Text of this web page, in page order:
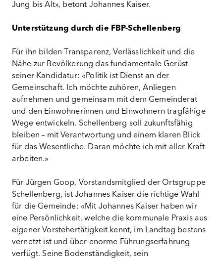
Jung bis Alt», betont Johannes Kaiser.
Unterstützung durch die FBP-Schellenberg
Für ihn bilden Transparenz, Verlässlichkeit und die
Nähe zur Bevölkerung das fundamentale Gerüst
seiner Kandidatur: «Politik ist Dienst an der
Gemeinschaft. Ich möchte zuhören, Anliegen
aufnehmen und gemeinsam mit dem Gemeinderat
und den Einwohnerinnen und Einwohnern tragfähige
Wege entwickeln. Schellenberg soll zukunftsfähig
bleiben – mit Verantwortung und einem klaren Blick
für das Wesentliche. Daran möchte ich mit aller Kraft
arbeiten.»
Für Jürgen Goop, Vorstandsmitglied der Ortsgruppe
Schellenberg, ist Johannes Kaiser die richtige Wahl
für die Gemeinde: «Mit Johannes Kaiser haben wir
eine Persönlichkeit, welche die kommunale Praxis aus
eigener Vorstehertätigkeit kennt, im Landtag bestens
vernetzt ist und über enorme Führungserfahrung
verfügt. Seine Bodenständigkeit, sein